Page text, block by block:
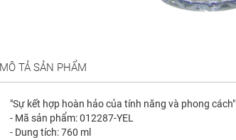
MÔ TẢ SẢN PHẨM
"Sự kết hợp hoàn hảo của tính năng và phong cách"
- Mã sản phẩm: 012287-YEL
- Dung tích: 760 ml